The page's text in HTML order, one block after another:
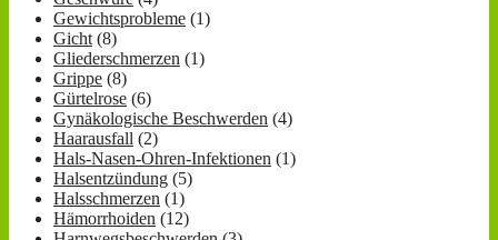
Gewichtsprobleme (1)
Gicht (8)
Gliederschmerzen (1)
Grippe (8)
Gürtelrose (6)
Gynäkologische Beschwerden (4)
Haarausfall (2)
Hals-Nasen-Ohren-Infektionen (1)
Halsentzündung (5)
Halsschmerzen (1)
Hämorrhoiden (12)